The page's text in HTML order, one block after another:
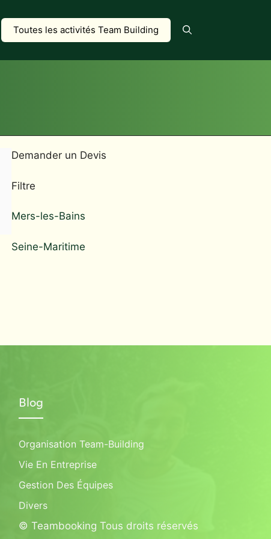
Toutes les activités Team Building
Demander un Devis
Filtre
Mers-les-Bains
Seine-Maritime
Blog
Organisation Team-Building
Vie En Entreprise
Gestion Des Équipes
Divers
© Teambooking Tous droits réservés